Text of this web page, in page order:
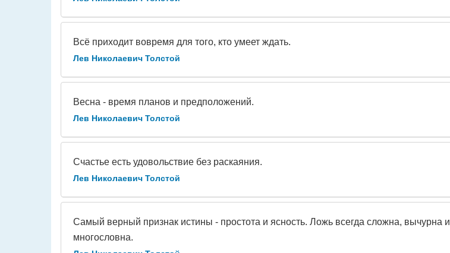
Всё приходит вовремя для того, кто умеет ждать.
Лев Николаевич Толстой
Весна - время планов и предположений.
Лев Николаевич Толстой
Счастье есть удовольствие без раскаяния.
Лев Николаевич Толстой
Самый верный признак истины - простота и ясность. Ложь всегда сложна, вычурна и
многословна.